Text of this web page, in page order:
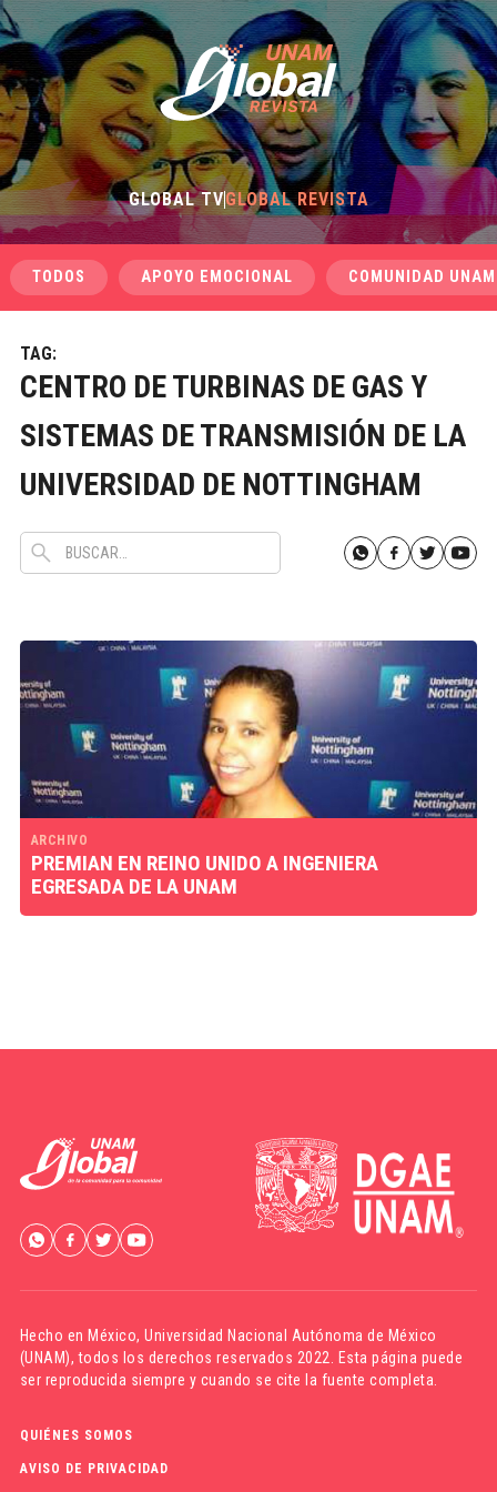
GLOBAL TVGLOBAL REVISTA
TODOS APOYO EMOCIONAL COMUNIDAD UNAM
TAG:
CENTRO DE TURBINAS DE GAS Y
SISTEMAS DE TRANSMISIÓN DE LA
UNIVERSIDAD DE NOTTINGHAM
ARCHIVO
PREMIAN EN REINO UNIDO A INGENIERA
EGRESADA DE LA UNAM
Hecho en México,Universidad Nacional Autónoma de México
(UNAM), todos los derechos reservados 2022. Esta página puede
ser reproducida siempre y cuando se cite la fuente completa.
QUIÉNES SOMOS
AVISO DE PRIVACIDAD